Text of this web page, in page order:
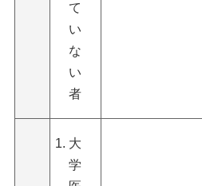
て
い
な
い
者
大
学